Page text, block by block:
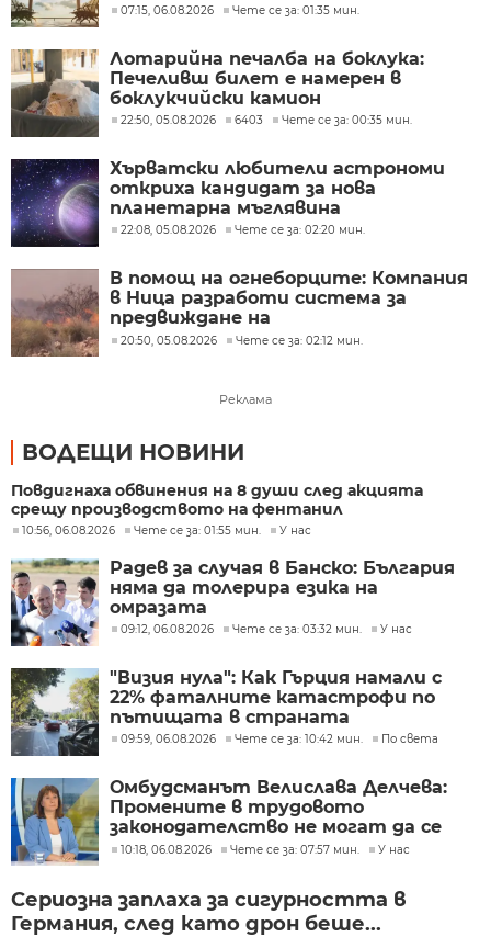
07:15, 06.08.2026 Чете се за: 01:35 мин.
Лотарийна печалба на боклука:
Печеливш билет е намерен в
боклукчийски камион
22:50, 05.08.2026 6403 Чете се за: 00:35 мин.
Хърватски любители астрономи
откриха кандидат за нова
планетарна мъглявина
22:08, 05.08.2026 Чете се за: 02:20 мин.
В помощ на огнеборците: Компания
в Ница разработи система за
предвиждане на
разпространението на пожари
20:50, 05.08.2026 Чете се за: 02:12 мин.
Реклама
ВОДЕЩИ НОВИНИ
Повдигнаха обвинения на 8 души след акцията
срещу производството на фентанил
10:56, 06.08.2026 Чете се за: 01:55 мин. У нас
Радев за случая в Банско: България
няма да толерира езика на
омразата
09:12, 06.08.2026 Чете се за: 03:32 мин. У нас
"Визия нула": Как Гърция намали с
22% фаталните катастрофи по
пътищата в страната
09:59, 06.08.2026 Чете се за: 10:42 мин. По света
Омбудсманът Велислава Делчева:
Промените в трудовото
законодателство не могат да се
правят през бюджета
10:18, 06.08.2026 Чете се за: 07:57 мин. У нас
Сериозна заплаха за сигурността в
Германия, след като дрон беше...